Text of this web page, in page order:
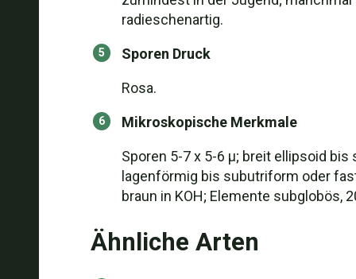
radieschenartig.
Sporen Druck
Rosa.
Mikroskopische Merkmale
Sporen 5-7 x 5-6 µ; breit ellipsoid
lagenförmig bis subutriform oder
braun in KOH; Elemente subglobös,
Ähnliche Arten